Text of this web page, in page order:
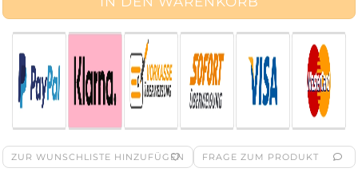
ZUR WUNSCHLISTE HINZUFÜGEN FRAGE ZUM PRODUKT